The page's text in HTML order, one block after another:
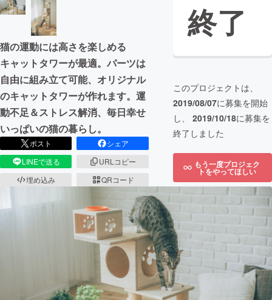
猫の運動には高さを楽しめる
キャットタワーが最適。パーツは
自由に組み立て可能、オリジナル
のキャットタワーが作れます。運
動不足＆ストレス解消、毎日幸せ
いっぱいの猫の暮らし。
ポスト
シェア
LINEで送る
URLコピー
埋め込み
QRコード
終了
このプロジェクトは、
2019/08/07に募集を開始
し、 2019/10/18に募集を
終了しました
もう一度プロジェク
トをやってほしい